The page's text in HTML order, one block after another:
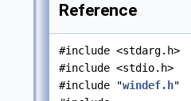
Reference
#include <stdarg.h>
#include <stdio.h>
#include "windef.h"